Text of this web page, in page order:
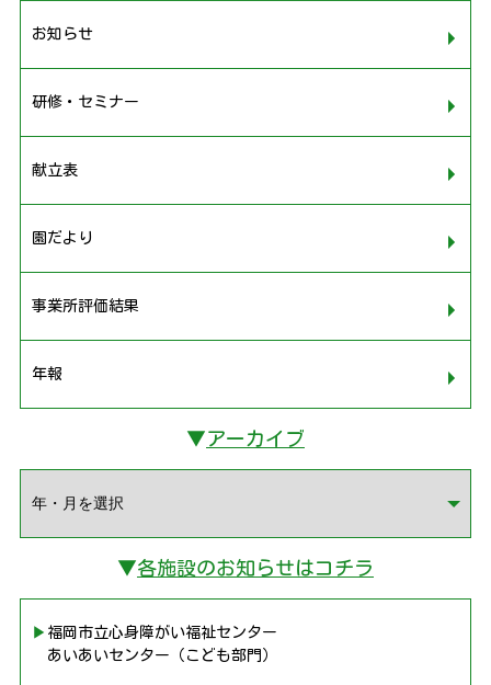
お知らせ
研修・セミナー
献立表
園だより
事業所評価結果
年報
▼アーカイブ
▼各施設のお知らせはコチラ
▶︎福岡市立心身障がい福祉センター
あいあいセンター（こども部門）